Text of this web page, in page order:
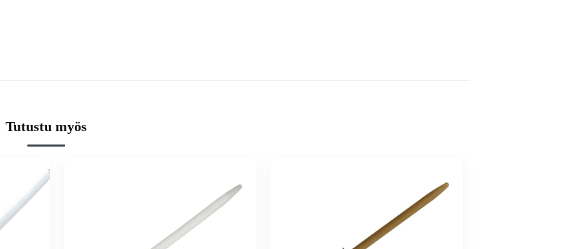
Tutustu myös